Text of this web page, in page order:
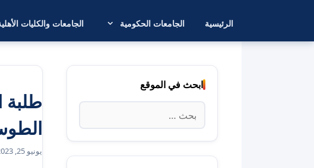
الرئيسية الجامعات الحكومية الجامعات والكليات
طلبة
يونيو 25, 2023
ابحث في الموقع
البحث
عن: